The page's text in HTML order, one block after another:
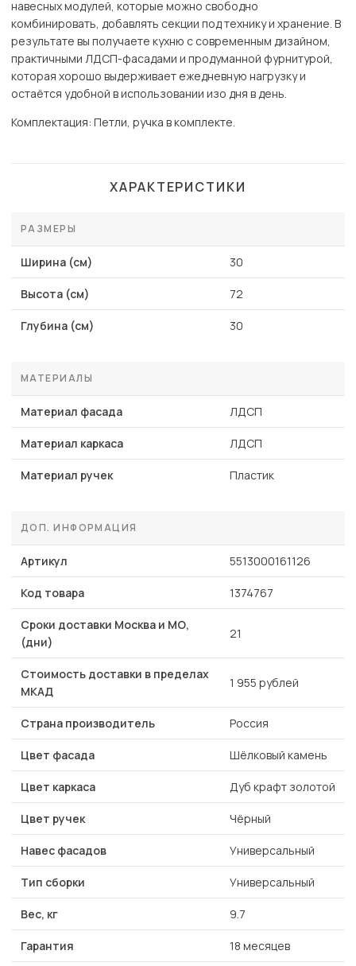
навесных модулей, которые можно свободно
комбинировать, добавлять секции под технику и хранение. В
результате вы получаете кухню с современным дизайном,
практичными ЛДСП-фасадами и продуманной фурнитурой,
которая хорошо выдерживает ежедневную нагрузку и
остаётся удобной в использовании изо дня в день.
Комплектация: Петли, ручка в комплекте.
ХАРАКТЕРИСТИКИ
РАЗМЕРЫ
Ширина (см) 30
Высота (см) 72
Глубина (см) 30
МАТЕРИАЛЫ
Материал фасада ЛДСП
Материал каркаса ЛДСП
Материал ручек Пластик
ДОП. ИНФОРМАЦИЯ
Артикул 5513000161126
Код товара 1374767
Сроки доставки Москва и МО,
(дни)
21
Стоимость доставки в пределах
МКАД
1 955 рублей
Страна производитель Россия
Цвет фасада Шёлковый камень
Цвет каркаса Дуб крафт золотой
Цвет ручек Чёрный
Навес фасадов Универсальный
Тип сборки Универсальный
Вес, кг 9.7
Гарантия 18 месяцев